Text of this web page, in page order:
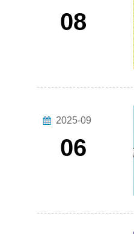
08
2025-09
06